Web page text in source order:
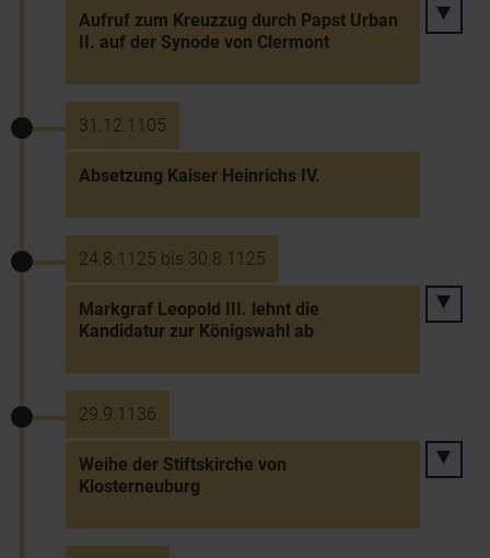
Aufruf zum Kreuzzug durch Papst Urban
II. auf der Synode von Clermont
31.12.1105
Absetzung Kaiser Heinrichs IV.
24.8.1125 bis 30.8.1125
Markgraf Leopold III. lehnt die
Kandidatur zur Königswahl ab
29.9.1136
Weihe der Stiftskirche von
Klosterneuburg